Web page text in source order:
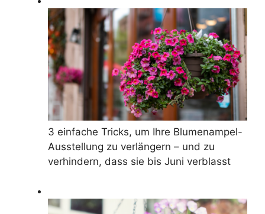
3 einfache Tricks, um Ihre Blumenampel-
Ausstellung zu verlängern – und zu
verhindern, dass sie bis Juni verblasst